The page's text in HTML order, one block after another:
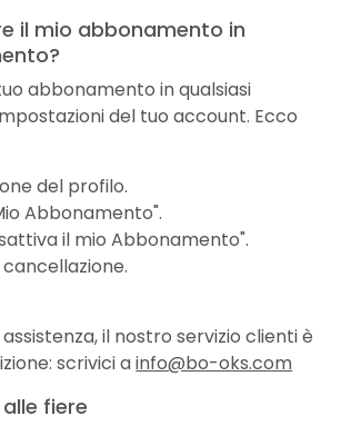
il mio abbonamento in
abbonamento in qualsiasi
del tuo account. Ecco
del profilo.
Abbonamento".
il mio Abbonamento".
il nostro servizio clienti è
scrivici ainfo@bo-oks.com
fiere